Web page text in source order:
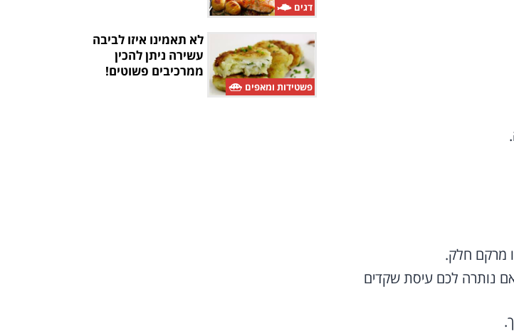
מרקם חלק.
נותרה לכם עיסת שקדים
דגים
פשטידות ומאפים
לא תאמינו איזו לביבה
עשירה ניתן להכין
ממרכיבים פשוטים!